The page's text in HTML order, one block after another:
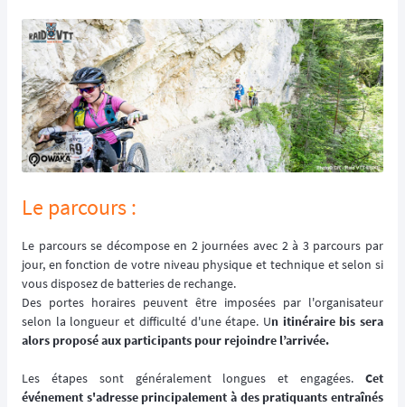
Le parcours :
Le parcours se décompose en 2 journées avec 2 à 3 parcours par
jour, en fonction de votre niveau physique et technique et selon si
vous disposez de batteries de rechange.
Des portes horaires peuvent être imposées par l'organisateur
selon la longueur et difficulté d'une étape. Un itinéraire bis sera
alors proposé aux participants pour rejoindre l’arrivée.
Les étapes sont généralement longues et engagées. Cet
événement s'adresse principalement à des pratiquants entraînés